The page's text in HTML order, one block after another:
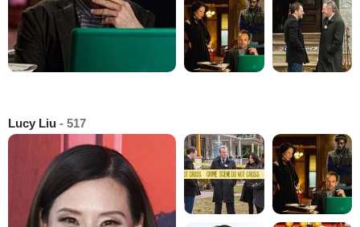
Lucy Liu - 517